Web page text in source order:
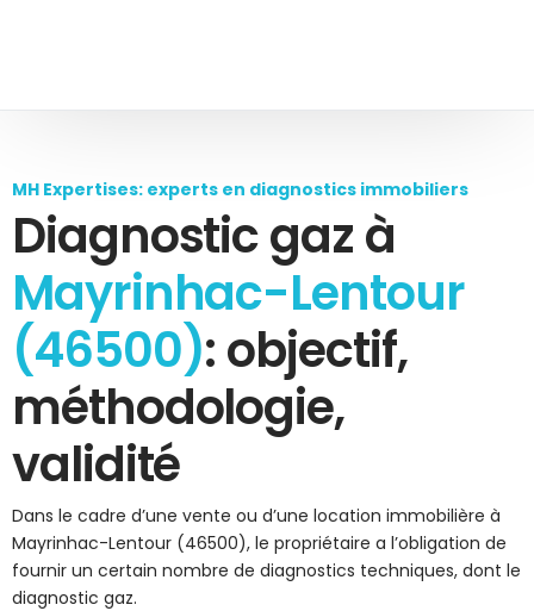
MH Expertises: experts en diagnostics immobiliers
Diagnostic gaz à
Mayrinhac-Lentour
(46500): objectif,
méthodologie,
validité
Dans le cadre d’une vente ou d’une location immobilière à
Mayrinhac-Lentour (46500), le propriétaire a l’obligation de
fournir un certain nombre de diagnostics techniques, dont le
diagnostic gaz.